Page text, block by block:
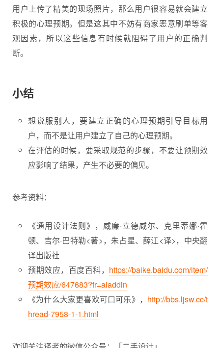
用户上传了精美的现场照片，那么用户很容易就会建立
积极的心理预期。但是这其中不妨有商家恶意刷单等客
观因素，所以这些信息有时候就阻碍了用户的正确判
断。
小结
想说服别人，要建立正确的心理预期引导目标用
户，而不是让用户建立了自己的心理预期。
在评估的时候，要采取规范的步骤，不要让预期效
应影响了结果，产生不必要的偏见。
参考资料：
《通用设计法则》，威廉·立德威尔、克里蒂娜·霍
顿、吉尔·巴特勒<著>，朱占星、薛江<译>，中央翻
译出版社
预期效应，百度百科， https://baike.baidu.com/item/
预期效应/647683?fr=aladdin
《为什么大家更喜欢可口可乐》， http://bbs.ljsw.cc/t
hread-7958-1-1.html